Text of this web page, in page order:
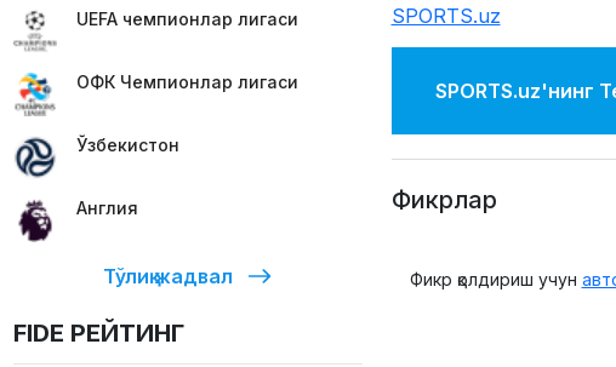
UEFA чемпионлар лигаси
ОФК Чемпионлар лигаси
Ўзбекистон
Англия
Тўлиқ жадвал
FIDE РЕЙТИНГ
SPORTS.uz
SPORTS.uz'нинг
Фикрлар
Фикр қолдириш учун